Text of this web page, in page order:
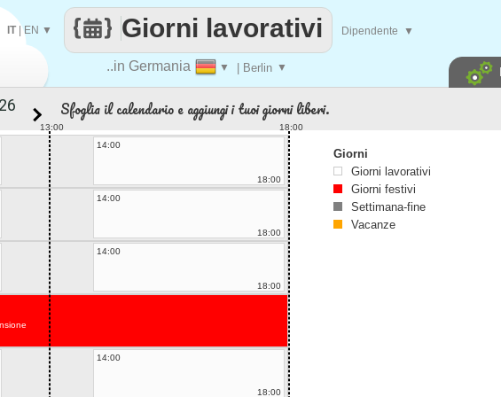
..in Germania ▼ | Berlin ▼
Giorni lavorativi
IT|EN ▼ Dipendente ▼
Sfoglia il calendario e aggiungi i tuoi giorni liberi.
13:00 18:00
14:00
18:00
14:00
18:00
14:00
18:00
14:00
18:00
Giorni
Giorni lavorativi
Giorni festivi
Settimana-fine
Vacanze